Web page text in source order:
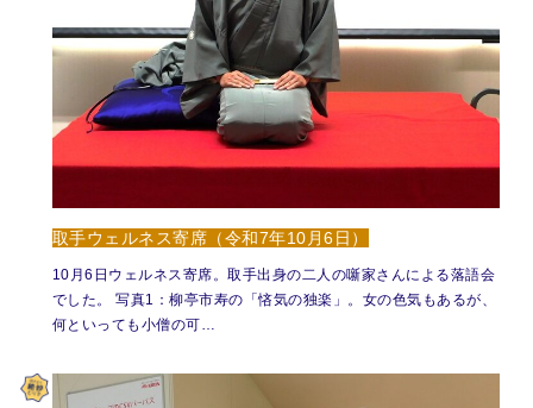
取手ウェルネス寄席（令和7年10月6日）
10月6日ウェルネス寄席。取手出身の二人の噺家さんによる落語会
でした。 写真1：柳亭市寿の「悋気の独楽」。女の色気もあるが、
何といっても小僧の可…